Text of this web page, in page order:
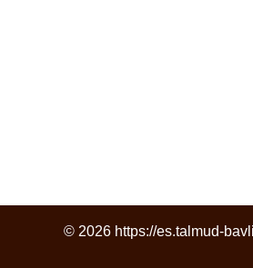
© 2026 https://es.talmud-